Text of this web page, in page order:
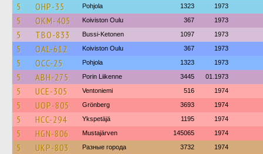
5 OHP-35 Pohjola 1323 1973
5 OKM-405 Koiviston Oulu 367 1973
5 TBO-833 Bussi-Ketonen 1097 1973
5 OAL-612 Koiviston Oulu 367 1973
5 OCC-25 Pohjola 1323 1973
5 ABH-275 Porin Liikenne 3445 01.1973
5 UCE-305 Ventoniemi 516 1974
5 UOP-805 Grönberg 3693 1974
5 HCC-294 Ykspetäjä 1195 1974
5 HGN-806 Mustajärven 145065 1974
5 UKP-803 Разные города 3732 1974